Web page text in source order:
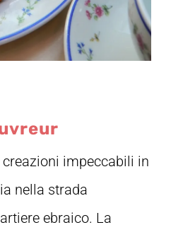
impeccabili in
nella strada
ebraico. La